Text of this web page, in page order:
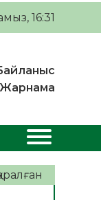
16:31
Жарнама